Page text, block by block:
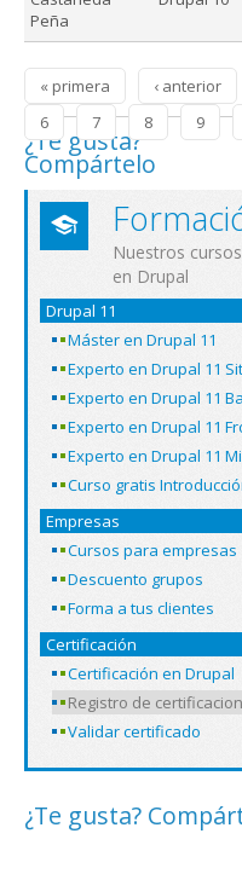
Peña
Páginas
« primera ‹ anterior
6
7 8 9
¿Te gusta?
Compártelo
Nuestros
en Drupal
Drupal 11
Máster en Drupal 11
Experto en Drupal 11
Experto en Drupal 11
Experto en Drupal 11
Experto en Drupal 11
Curso gratis
Empresas
Cursos para empresas
Descuento grupos
Forma a tus clientes
Certificación
Certificación en Drupal
Registro de
Validar certificado
¿Te gusta?